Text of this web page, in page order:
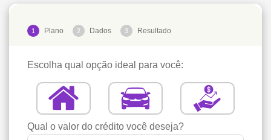
1 Plano 2 Dados 3 Resultado
Escolha qual opção ideal para você:
Qual o valor do crédito você deseja?